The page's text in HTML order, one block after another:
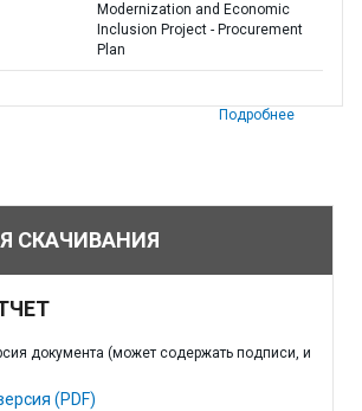
Modernization and Economic
Inclusion Project - Procurement
Plan
Подробнее
СКАЧИВАНИЯ
документа (может содержать подписи, и
(PDF)